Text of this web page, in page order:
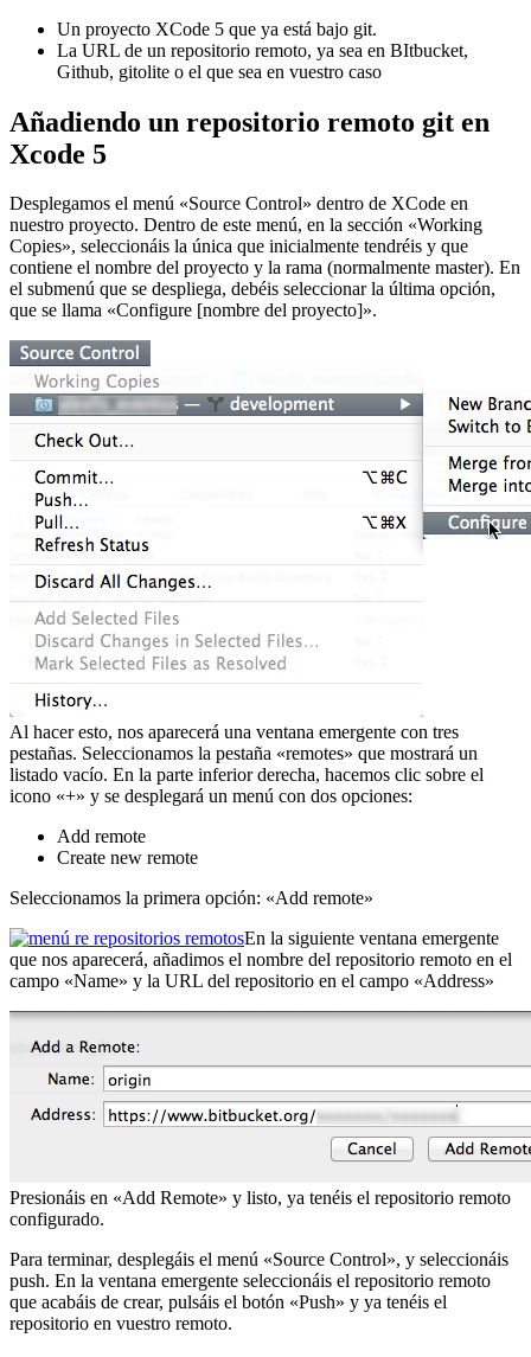
Un proyecto XCode 5 que ya está bajo git.
La URL de un repositorio remoto, ya sea en BItbucket,
Github, gitolite o el que sea en vuestro caso
Añadiendo un repositorio remoto git en
Xcode 5
Desplegamos el menú «Source Control» dentro de XCode en
nuestro proyecto. Dentro de este menú, en la sección «Working
Copies», seleccionáis la única que inicialmente tendréis y que
contiene el nombre del proyecto y la rama (normalmente master). En
el submenú que se despliega, debéis seleccionar la última opción,
que se llama «Configure [nombre del proyecto]».
Al hacer esto, nos aparecerá una ventana emergente con tres
pestañas. Seleccionamos la pestaña «remotes» que mostrará un
listado vacío. En la parte inferior derecha, hacemos clic sobre el
icono «+» y se desplegará un menú con dos opciones:
Add remote
Create new remote
Seleccionamos la primera opción: «Add remote»
En la siguiente ventana emergente
que nos aparecerá, añadimos el nombre del repositorio remoto en el
campo «Name» y la URL del repositorio en el campo «Address»
Presionáis en «Add Remote» y listo, ya tenéis el repositorio remoto
configurado.
Para terminar, desplegáis el menú «Source Control», y seleccionáis
push. En la ventana emergente seleccionáis el repositorio remoto
que acabáis de crear, pulsáis el botón «Push» y ya tenéis el
repositorio en vuestro remoto.